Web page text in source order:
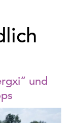
und